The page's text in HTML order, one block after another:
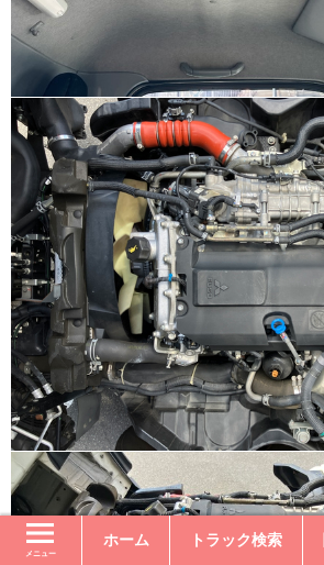
メニュー
ホーム トラック検索